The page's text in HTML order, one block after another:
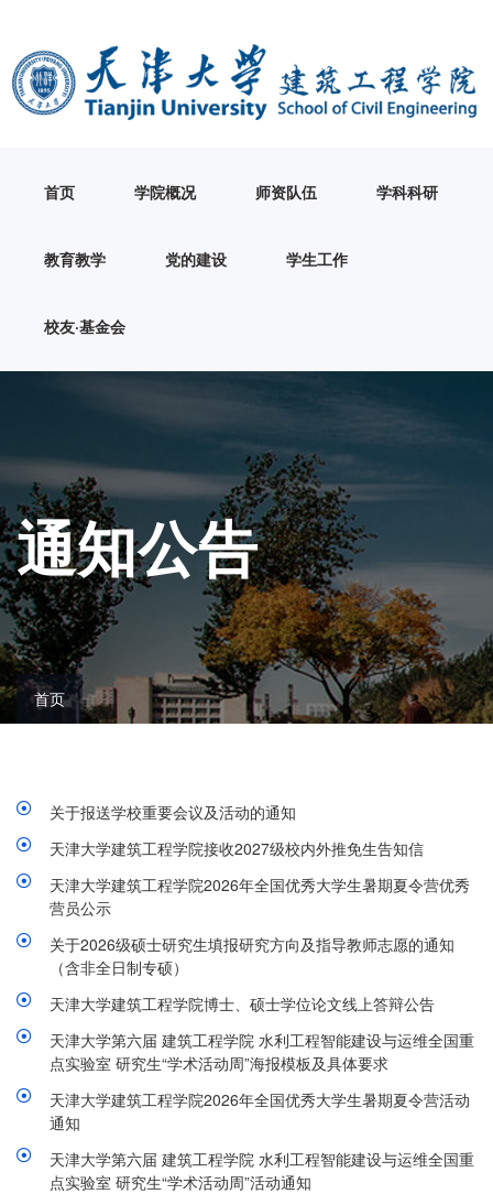
首页 学院概况 师资队伍 学科科研
教育教学 党的建设 学生工作
校友·基金会
通知公告
首页
关于报送学校重要会议及活动的通知
天津大学建筑工程学院接收2027级校内外推免生告知信
天津大学建筑工程学院2026年全国优秀大学生暑期夏令营优秀
营员公示
关于2026级硕士研究生填报研究方向及指导教师志愿的通知
（含非全日制专硕）
天津大学建筑工程学院博士、硕士学位论文线上答辩公告
天津大学第六届 建筑工程学院 水利工程智能建设与运维全国重
点实验室 研究生“学术活动周”海报模板及具体要求
天津大学建筑工程学院2026年全国优秀大学生暑期夏令营活动
通知
天津大学第六届 建筑工程学院 水利工程智能建设与运维全国重
点实验室 研究生“学术活动周”活动通知